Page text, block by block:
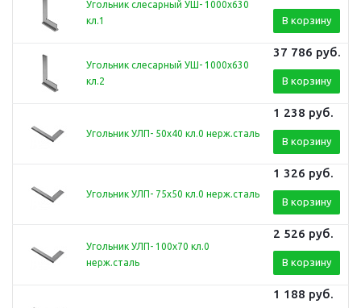
Угольник слесарный УШ- 1000х630
кл.1
В корзину
Угольник слесарный УШ- 1000х630
кл.2
37 786 руб.
В корзину
Угольник УЛП- 50х40 кл.0 нерж.сталь
1 238 руб.
В корзину
Угольник УЛП- 75х50 кл.0 нерж.сталь
1 326 руб.
В корзину
Угольник УЛП- 100х70 кл.0
нерж.сталь
2 526 руб.
В корзину
1 188 руб.